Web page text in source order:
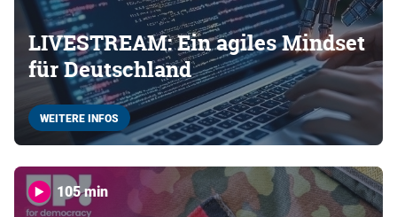
LIVESTREAM: Ein agiles Mindset
für Deutschland
WEITERE INFOS
105 min